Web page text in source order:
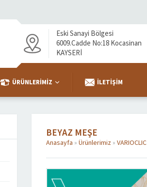
Eski Sanayi Bölgesi
6009.Cadde No:18 Kocasinan
KAYSERİ
ÜRÜNLERIMIZ İLETIŞIM
BEYAZ MEŞE
Anasayfa » Ürünlerimiz » VARIOCLIC